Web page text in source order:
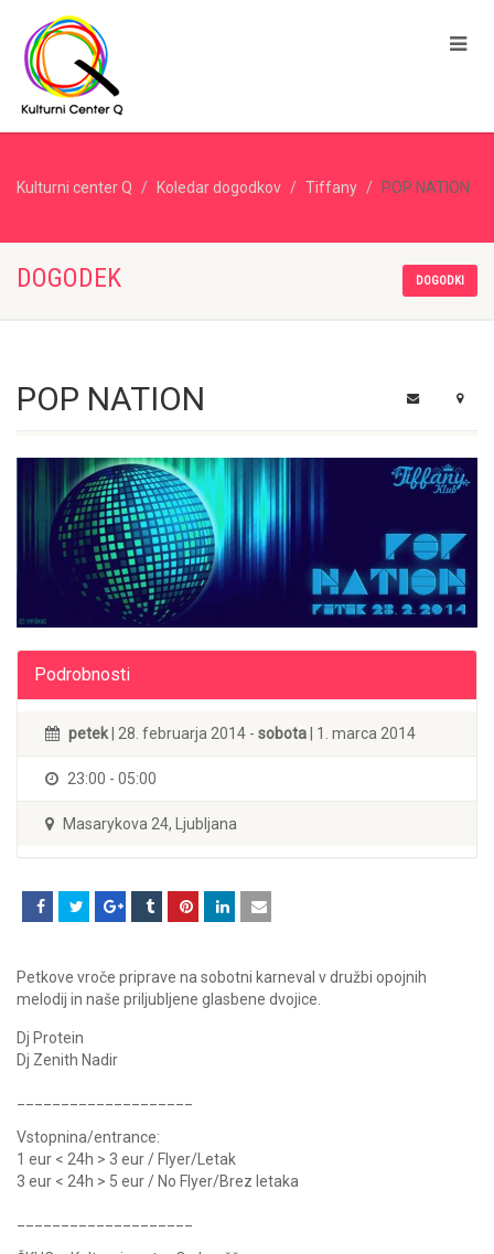
Kulturni center Q Koledar dogodkov Tiffany POP NATION
DOGODEK DOGODKI
POP NATION
Podrobnosti
petek| 28. februarja 2014 - sobota | 1. marca 2014
23:00 - 05:00
Masarykova 24, Ljubljana
Petkove vroče priprave na sobotni karneval v družbi opojnih
melodij in naše priljubljene glasbene dvojice.
Dj Protein
Dj Zenith Nadir
Vstopnina/entrance:
1 eur < 24h > 3 eur / Flyer/Letak
3 eur < 24h > 5 eur / No Flyer/Brez letaka